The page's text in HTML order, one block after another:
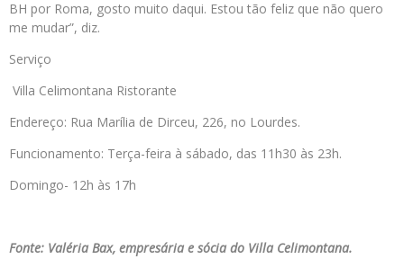
BH por Roma, gosto muito daqui. Estou tão feliz que não quero
me mudar”, diz.
Serviço
Villa Celimontana Ristorante
Endereço: Rua Marília de Dirceu, 226, no Lourdes.
Funcionamento: Terça-feira à sábado, das 11h30 às 23h.
Domingo- 12h às 17h
Fonte: Valéria Bax, empresária e sócia do Villa Celimontana.